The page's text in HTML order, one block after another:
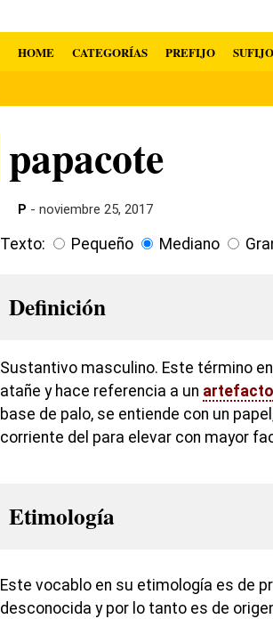
HOME CATEGORÍAS PREFIJO SUFIJO
papacote
P - noviembre 25, 2017
Texto: Pequeño Mediano
Definición
Sustantivo masculino. Este término
atañe y hace referencia a un artefacto
base de palo, se entiende con un
corriente del para elevar con mayor
Etimología
Este vocablo en su etimología es de
desconocida y por lo tanto es de